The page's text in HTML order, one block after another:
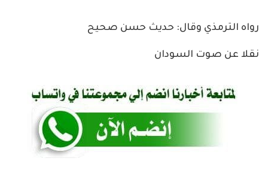
رواه الترمذي وقال: حديث حسن صحيح
نقلا عن صوت السودان